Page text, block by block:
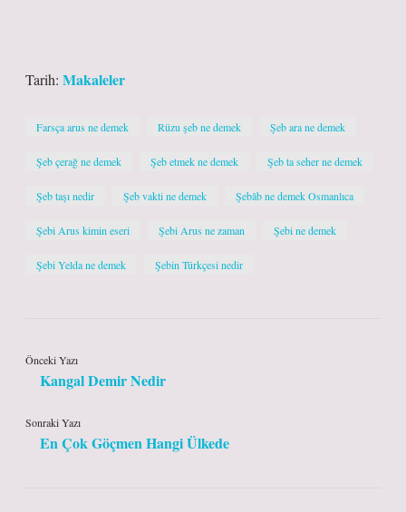
Tarih: Makaleler
Farsça arus ne demek Rüzu şeb ne demek Şeb ara ne demek
Şeb çerağ ne demek Şeb etmek ne demek Şeb ta seher ne demek
Şeb taşı nedir Şeb vakti ne demek Şebâb ne demek Osmanlıca
Şebi Arus kimin eseri Şebi Arus ne zaman Şebi ne demek
Şebi Yelda ne demek Şebin Türkçesi nedir
Önceki Yazı
Kangal Demir Nedir
Sonraki Yazı
En Çok Göçmen Hangi Ülkede